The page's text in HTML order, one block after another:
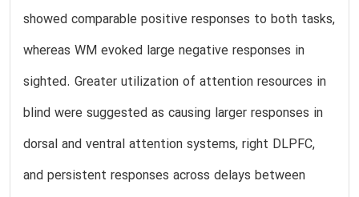
showed comparable positive responses to both tasks,
whereas WM evoked large negative responses in
sighted. Greater utilization of attention resources in
blind were suggested as causing larger responses in
dorsal and ventral attention systems, right DLPFC,
and persistent responses across delays between